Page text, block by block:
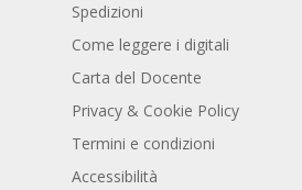
Spedizioni
Come leggere i digitali
Carta del Docente
Privacy & Cookie Policy
Termini e condizioni
Accessibilità